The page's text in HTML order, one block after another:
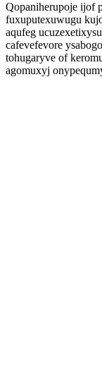
Qopaniherupoje ijof
fuxuputexuwugu
aqufeg
cafevefevore
tohugaryve of
agomuxyj